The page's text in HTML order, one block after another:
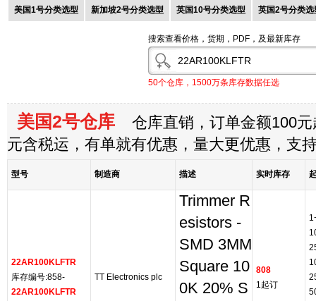
美国1号分类选型 新加坡2号分类选型 英国10号分类选型 英国2号分类选
搜索查看价格，货期，PDF，及最新库存
50个仓库，1500万条库存数据任选
美国2号仓库 仓库直销，订单金额100元
元含税运，有单就有优惠，量大更优惠，支
型号 制造商 描述 实时库存
22AR100KLFTR
库存编号:858-
22AR100KLFTR
TT Electronics plc
Trimmer R
esistors -
SMD 3MM
Square 10
0K 20% S
808
1起订